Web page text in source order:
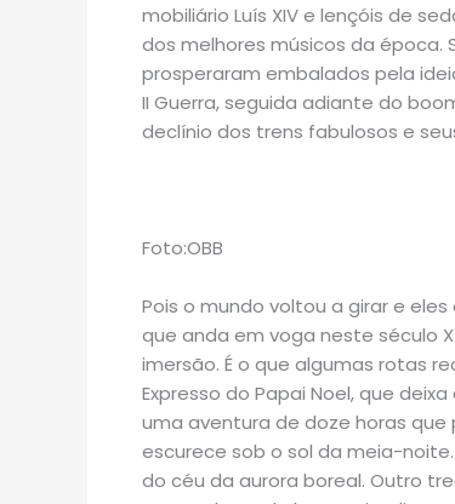
mobiliário Luís XIV e lençóis de
dos melhores músicos da época.
prosperaram embalados pela
II Guerra, seguida adiante do
declínio dos trens fabulosos e
Foto:OBB
Pois o mundo voltou a girar e
que anda em voga neste século
imersão. É o que algumas rotas
Expresso do Papai Noel, que
uma aventura de doze horas
escurece sob o sol da meia-
do céu da aurora boreal. Outro